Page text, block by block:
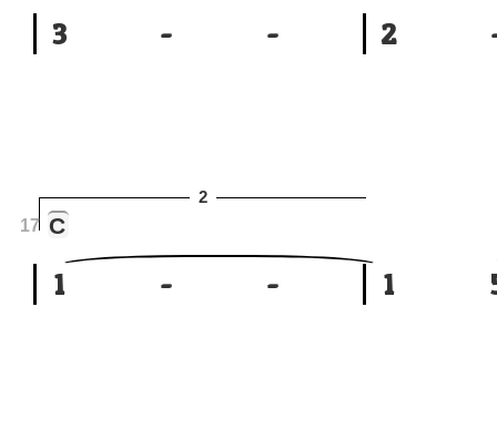
3 - - 2
C
2
1 - -
17
1